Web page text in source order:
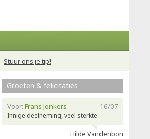
Stuur ons je tip!
Groeten & felicitaties
16/07
Voor: Frans Jonkers
Innige deelneming, veel sterkte
Hilde Vandenbon